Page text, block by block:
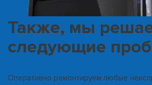
Также, мы
следующие
Оперативно ремонтируем любые